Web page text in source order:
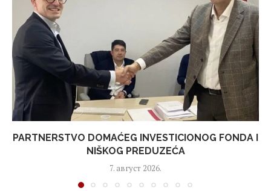
PARTNERSTVO DOMAĆEG INVESTICIONOG FONDA I
NIŠKOG PREDUZEĆA
7. август 2026.